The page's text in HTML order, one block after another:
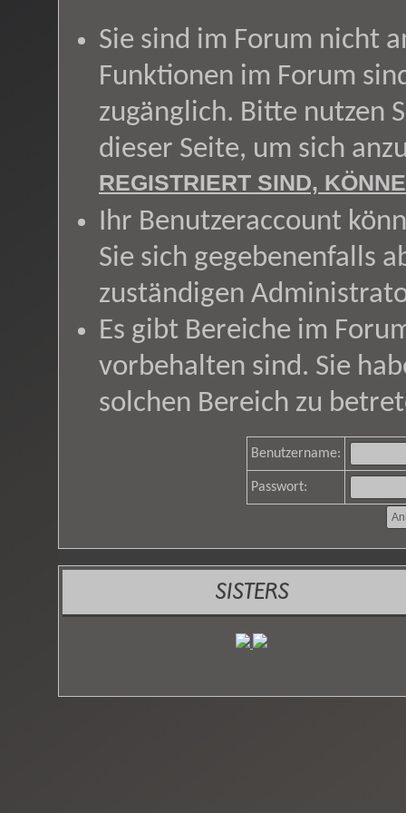
Sie sind im Forum nicht
Funktionen im Forum
zugänglich. Bitte nutzen
dieser Seite, um sich
REGISTRIERT SIND,
Ihr Benutzeraccount
Sie sich gegebenenfalls
zuständigen
Es gibt Bereiche im
vorbehalten sind. Sie
solchen Bereich zu
Benutzername:
Passwort:
SISTERS